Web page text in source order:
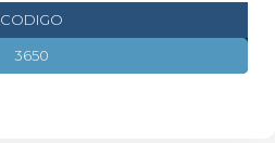
CODIGO
3650